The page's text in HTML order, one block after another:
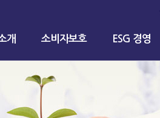
개 소비자보호 ESG 경영